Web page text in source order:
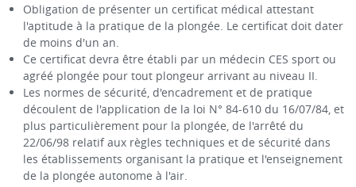
Obligation de présenter un certificat médical attestant
l'aptitude à la pratique de la plongée. Le certificat doit dater
de moins d'un an.
Ce certificat devra être établi par un médecin CES sport ou
agréé plongée pour tout plongeur arrivant au niveau II.
Les normes de sécurité, d'encadrement et de pratique
découlent de l'application de la loi N° 84-610 du 16/07/84, et
plus particulièrement pour la plongée, de l'arrêté du
22/06/98 relatif aux règles techniques et de sécurité dans
les établissements organisant la pratique et l'enseignement
de la plongée autonome à l'air.